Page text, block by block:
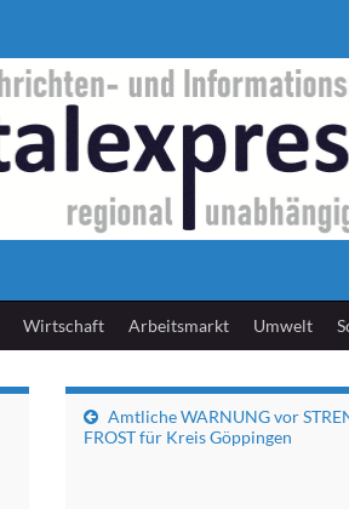
Wirtschaft Arbeitsmarkt Umwelt
Amtliche WARNUNG vor
FROST für Kreis Göppingen